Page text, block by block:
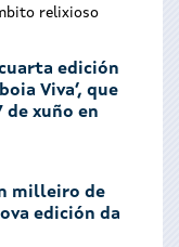
relixioso
edición
Viva’, que
de xuño en
milleiro de
edición da